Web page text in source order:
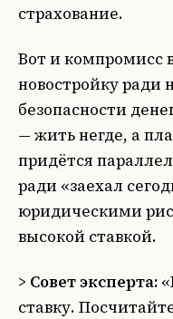
страхование.
Вот и компромисс
новостройку ради
безопасности
— жить негде, а
придётся
ради «заехал
юридическими
высокой ставкой.
> Совет эксперта:
ставку.